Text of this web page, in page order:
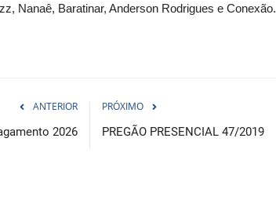
Nanaê, Baratinar, Anderson Rodrigues e Conexão.
ANTERIOR
2026
PRÓXIMO
PREGÃO PRESENCIAL 47/2019